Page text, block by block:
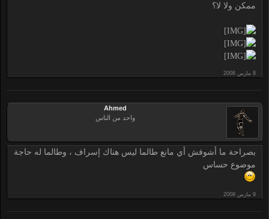
ممكن ولا لا؟
Ahmed
واحد من الناس
بصراحة ما أشوفش أي مانع طالما ليس هناك إسراف ، وطالما له حاجة
موضوع حساس